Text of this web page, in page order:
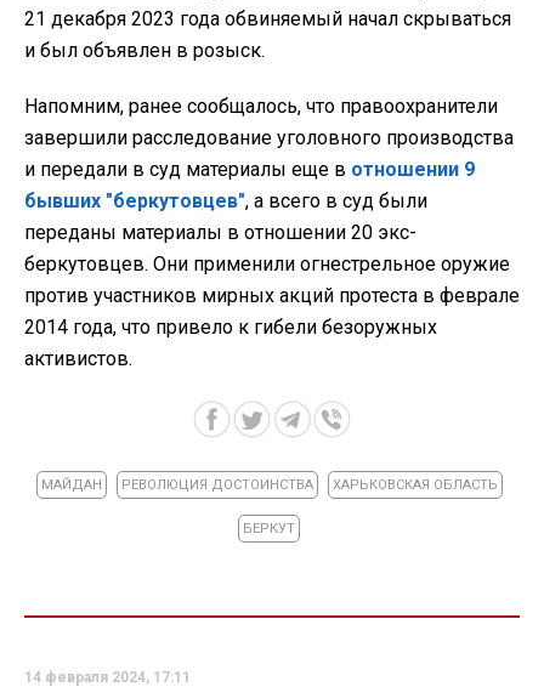
21 декабря 2023 года обвиняемый начал скрываться
и был объявлен в розыск.
Напомним, ранее сообщалось, что правоохранители
завершили расследование уголовного производства
и передали в суд материалы еще в отношении 9
бывших "беркутовцев", а всего в суд были
переданы материалы в отношении 20 экс-
беркутовцев. Они применили огнестрельное оружие
против участников мирных акций протеста в феврале
2014 года, что привело к гибели безоружных
активистов.
МАЙДАН РЕВОЛЮЦИЯ ДОСТОИНСТВА ХАРЬКОВСКАЯ ОБЛАСТЬ
БЕРКУТ
14 февраля 2024, 17:11